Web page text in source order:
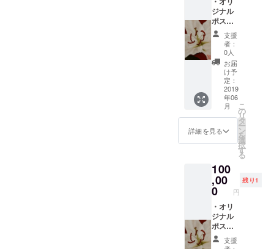
と利用日時をお
知らせくださ
い。
の場合はプロ
ジェクト成立後
にメールにて利
用日時をお知ら
せください。 ※
浴衣レンタル利
用の場合はプロ
ジェクト成立後
にカタログをお
送りしますので
ご希望の浴衣と
利用日時をメー
ください。
ジナル
ポスト
カード
でのお
礼状 ・
個展5日
間＋浴
衣レン
タル5回
または
代表・
春曄作
日本画1
枚とオ
ズセッ
ト(ご支
援の際
に、ご
希望の
いずれ
かを備
考欄に
ご記入
支援
者：
0人
お届
け予
定：
2019
年06
月
詳細を見る
こ
の
リ
タ
ー
ン
を
選
択
す
る
100
,00
0 円
残り1
・オリ
ジナル
ポスト
カード
でのお
支援